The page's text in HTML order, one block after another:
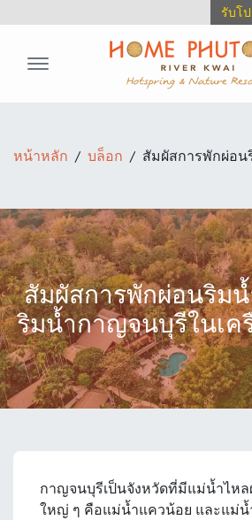
รับโ
หน้าหลัก บล็อก สัมผัสการพักผ่อนริมน้ำ กับ 5 ที่พั
สัมผัสการพักผ่อนริม
ริมน้ำกาญจนบุรีในเค
กาญจนบุรีเป็นจังหวัดที่มีแม่น้ำไหล
ใหญ่ ๆ คือแม่น้ำแควน้อย และแม่น้